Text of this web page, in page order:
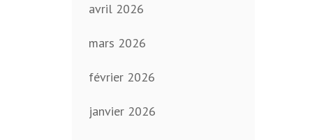
avril 2026
mars 2026
février 2026
janvier 2026